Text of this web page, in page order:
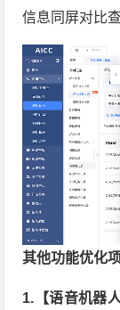
信息同屏对比
其他功能优化项
1. 【语音机器